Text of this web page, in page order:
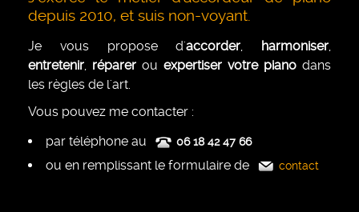
depuis 2010, et suis non-voyant.
Je vous propose d'accorder, harmoniser,
entretenir, réparer ou expertiser votre piano dans
les règles de l'art.
Vous pouvez me contacter :
par téléphone au
06 18 42 47 66
ou en remplissant le formulaire de contact